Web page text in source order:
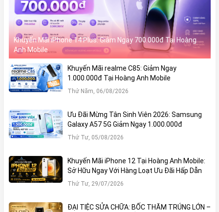
Khuyến Mãi iPhone 14 Plus: Giảm Ngay 700.000đ Tại Hoàng
Anh Mobile
Khuyến Mãi realme C85: Giảm Ngay
1.000.000đ Tại Hoàng Anh Mobile
Thứ Năm, 06/08/2026
Ưu Đãi Mừng Tân Sinh Viên 2026: Samsung
Galaxy A57 5G Giảm Ngay 1.000.000đ
Thứ Tư, 05/08/2026
Khuyến Mãi iPhone 12 Tại Hoàng Anh Mobile:
Sở Hữu Ngay Với Hàng Loạt Ưu Đãi Hấp Dẫn
Thứ Tư, 29/07/2026
ĐẠI TIỆC SỬA CHỮA: BỐC THĂM TRÚNG LỚN –